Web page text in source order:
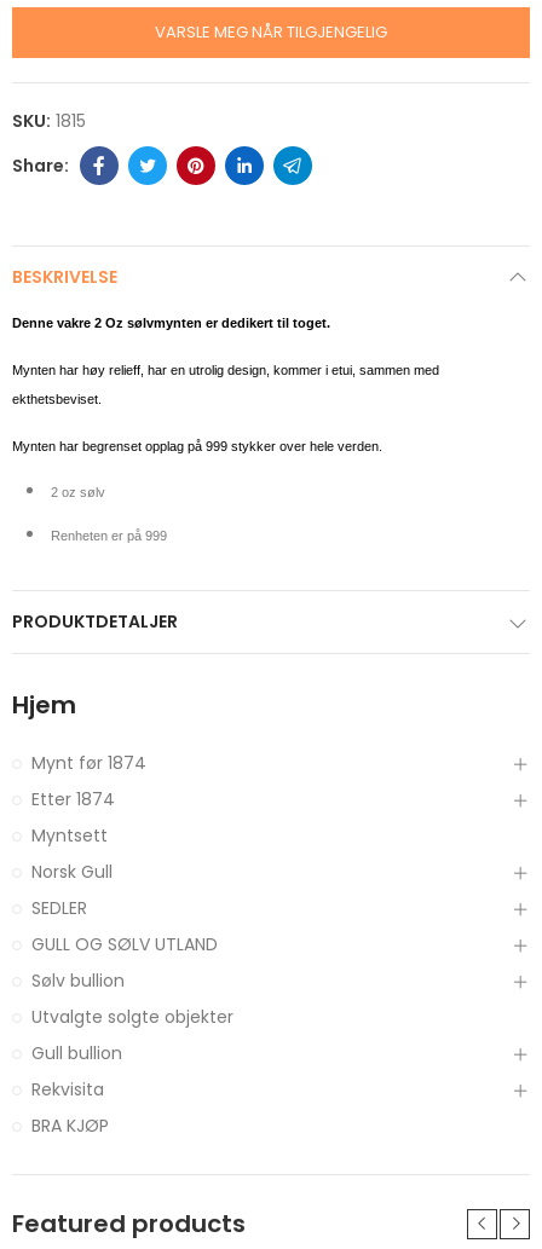
VARSLE MEG NÅR TILGJENGELIG
SKU: 1815
BESKRIVELSE
Denne vakre 2 Oz sølvmynten er dedikert til toget.
Mynten har høy relieff, har en utrolig design, kommer i etui, sammen med
ekthetsbeviset.
Mynten har begrenset opplag på 999 stykker over hele verden.
2 oz sølv
Renheten er på 999
PRODUKTDETALJER
Hjem
Mynt før 1874
Etter 1874
Myntsett
Norsk Gull
SEDLER
GULL OG SØLV UTLAND
Sølv bullion
Utvalgte solgte objekter
Gull bullion
Rekvisita
BRA KJØP
Featured products